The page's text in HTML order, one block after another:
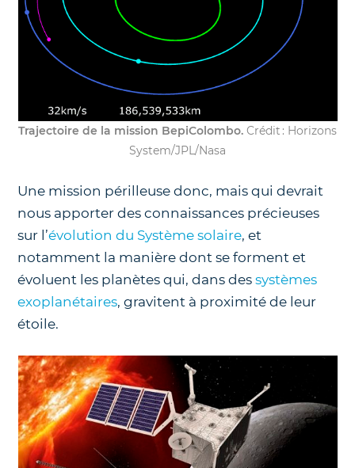
Trajectoire de la mission BepiColombo. Crédit : Horizons
System/JPL/Nasa
Une mission périlleuse donc, mais qui devrait
nous apporter des connaissances précieuses
sur l’évolution du Système solaire, et
notamment la manière dont se forment et
évoluent les planètes qui, dans dessystèmes
exoplanétaires, gravitent à proximité de leur
étoile.